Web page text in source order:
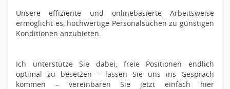
Unsere effiziente und onlinebasierte Arbeitsweise
ermöglicht es, hochwertige Personalsuchen zu günstigen
Konditionen anzubieten.
Ich unterstütze Sie dabei, freie Positionen endlich
optimal zu besetzen - lassen Sie uns ins Gespräch
kommen – vereinbaren Sie jetzt einfach hier